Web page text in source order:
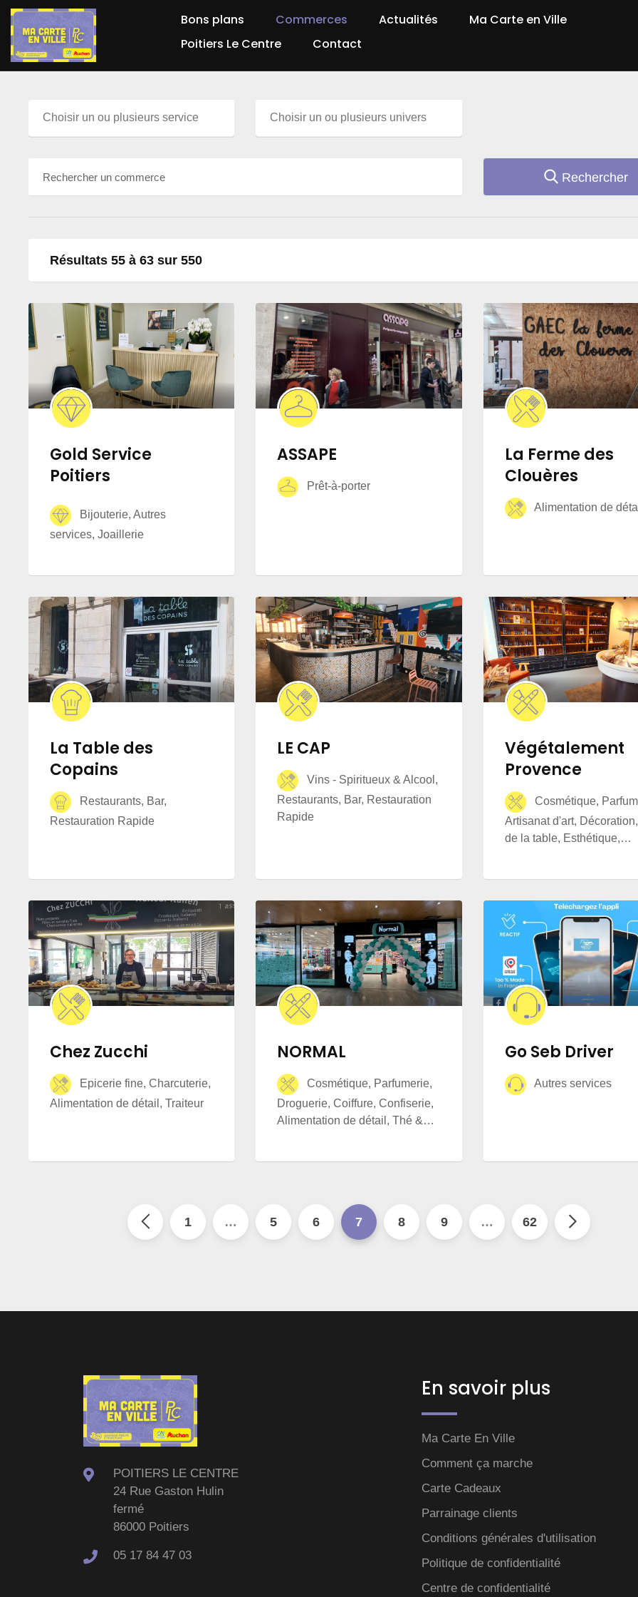
Bons plans Commerces Actualités
Ma Carte en Ville
Poitiers Le Centre
Contact
Rechercher
Résultats 55 à 63 sur 550
Gold Service
Poitiers
Bijouterie, Autres
services, Joaillerie
ASSAPE
Prêt-à-porter
La Ferme des
Clouères
Alimentation de
La Table des
Copains
Restaurants, Bar,
Restauration Rapide
LE CAP
Vins - Spiritueux & Alcool,
Restaurants, Bar, Restauration
Rapide
Végétalement
Provence
Cosmétique,
Artisanat d'art,
de la table, Esthétique,…
Chez Zucchi
Epicerie fine, Charcuterie,
Alimentation de détail, Traiteur
NORMAL
Cosmétique, Parfumerie,
Droguerie, Coiffure, Confiserie,
Alimentation de détail, Thé &…
Go Seb Driver
Autres services
1 … 5 6 7 8 9 … 62
POITIERS LE CENTRE
24 Rue Gaston Hulin
fermé
86000 Poitiers
05 17 84 47 03
En savoir plus
Ma Carte En Ville
Comment ça marche
Carte Cadeaux
Parrainage clients
Conditions générales d'utilisation
Politique de confidentialité
Centre de confidentialité